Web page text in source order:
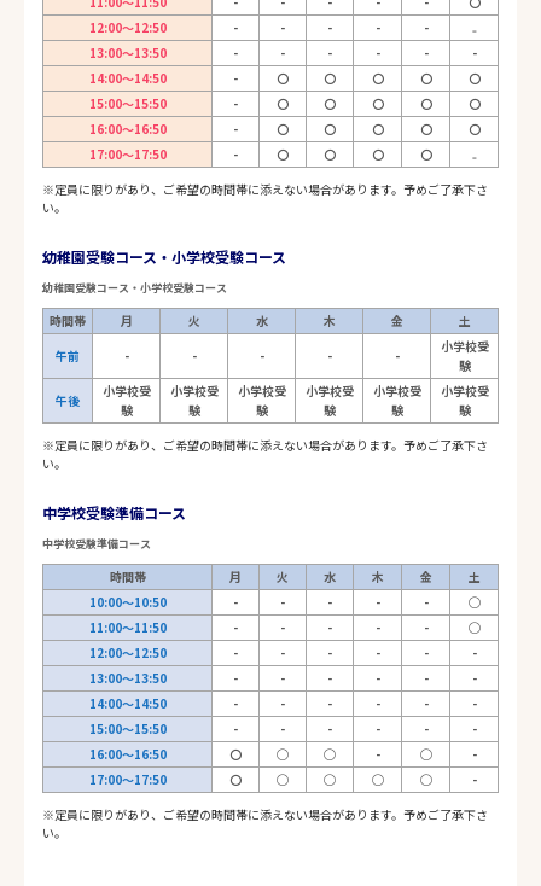
12:00～12:50
- - - - -
₋
13:00～13:50
- - - - -
-
14:00～14:50
- 〇 〇 〇 〇
〇
15:00～15:50
- 〇 〇 〇 〇
〇
16:00～16:50
- 〇 〇 〇 〇
〇
17:00～17:50
- 〇 〇 〇 〇
₋
※定員に限りがあり、ご希望の時間帯に添えない場合があります。予めご了承下さ
い。
幼稚園受験コース・小学校受験コース
幼稚園受験コース・小学校受験コース
時間帯 月 火 水 木 金
土
午前
- - - - -
小学校受
験
午後
小学校受
験
小学校受
験
小学校受
験
小学校受
験
小学校受
験
小学校受
験
※定員に限りがあり、ご希望の時間帯に添えない場合があります。予めご了承下さ
い。
中学校受験準備コース
中学校受験準備コース
時間帯 月 火 水 木 金
土
10:00～10:50
- - - - -
◯
11:00～11:50
- - - - -
◯
12:00～12:50
- - - - -
-
13:00～13:50
- - - - -
-
14:00～14:50
- - - - -
-
15:00～15:50
- - - - -
-
16:00～16:50
〇 ◯ ◯ - ◯
-
17:00～17:50
〇 ◯ ◯ ◯ ◯
-
※定員に限りがあり、ご希望の時間帯に添えない場合があります。予めご了承下さ
い。